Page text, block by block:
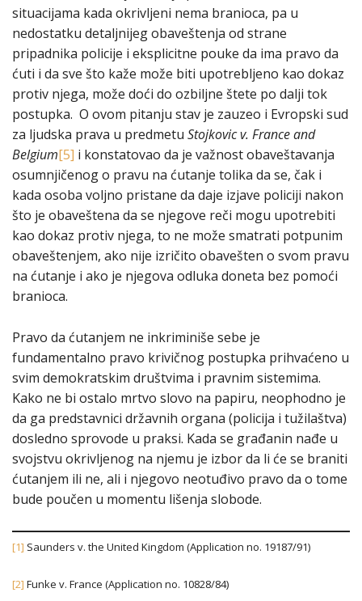
situacijama kada okrivljeni nema branioca, pa u
nedostatku detaljnijeg obaveštenja od strane
pripadnika policije i eksplicitne pouke da ima pravo da
ćuti i da sve što kaže može biti upotrebljeno kao dokaz
protiv njega, može doći do ozbiljne štete po dalji tok
postupka. O ovom pitanju stav je zauzeo i Evropski sud
za ljudska prava u predmetu Stojkovic v. France and
Belgium[5] i konstatovao da je važnost obaveštavanja
osumnjičenog o pravu na ćutanje tolika da se, čak i
kada osoba voljno pristane da daje izjave policiji nakon
što je obaveštena da se njegove reči mogu upotrebiti
kao dokaz protiv njega, to ne može smatrati potpunim
obaveštenjem, ako nije izričito obavešten o svom pravu
na ćutanje i ako je njegova odluka doneta bez pomoći
branioca.
Pravo da ćutanjem ne inkriminiše sebe je
fundamentalno pravo krivičnog postupka prihvaćeno u
svim demokratskim društvima i pravnim sistemima.
Kako ne bi ostalo mrtvo slovo na papiru, neophodno je
da ga predstavnici državnih organa (policija i tužilaštva)
dosledno sprovode u praksi. Kada se građanin nađe u
svojstvu okrivljenog na njemu je izbor da li će se braniti
ćutanjem ili ne, ali i njegovo neotuđivo pravo da o tome
bude poučen u momentu lišenja slobode.
[1] Saunders v. the United Kingdom (Application no. 19187/91)
[2] Funke v. France (Application no. 10828/84)